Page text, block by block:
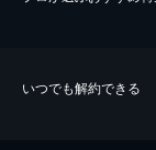
いつでも解約できる